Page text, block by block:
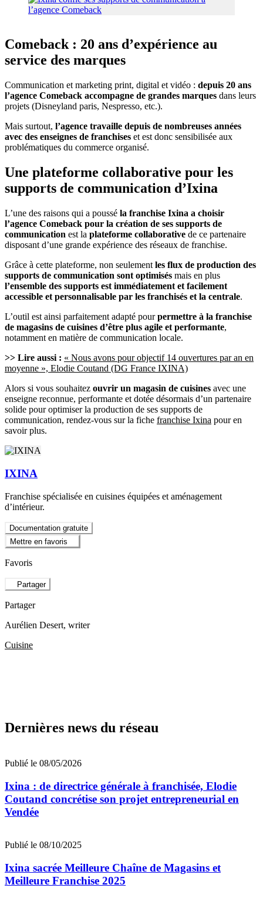
Comeback : 20 ans d’expérience au
service des marques
Communication et marketing print, digital et vidéo : depuis 20 ans
l’agence Comeback accompagne de grandes marques dans leurs
projets (Disneyland paris, Nespresso, etc.).
Mais surtout, l’agence travaille depuis de nombreuses années
avec des enseignes de franchises et est donc sensibilisée aux
problématiques du commerce organisé.
Une plateforme collaborative pour les
supports de communication d’Ixina
L’une des raisons qui a poussé la franchise Ixina a choisir
l’agence Comeback pour la création de ses supports de
communication est la plateforme collaborative de ce partenaire
disposant d’une grande expérience des réseaux de franchise.
Grâce à cette plateforme, non seulement les flux de production des
supports de communication sont optimisés mais en plus
l’ensemble des supports est immédiatement et facilement
accessible et personnalisable par les franchisés et la centrale.
L’outil est ainsi parfaitement adapté pourpermettre à la franchise
de magasins de cuisines d’être plus agile et performante,
notamment en matière de communication locale.
>> Lire aussi : « Nous avons pour objectif 14 ouvertures par an en
moyenne », Elodie Coutand (DG France IXINA)
Alors si vous souhaitez ouvrir un magasin de cuisines avec une
enseigne reconnue, performante et dotée désormais d’un partenaire
solide pour optimiser la production de ses supports de
communication, rendez-vous sur la fiche franchise Ixina pour en
savoir plus.
IXINA
Franchise spécialisée en cuisines équipées et aménagement
d’intérieur.
Documentation gratuite
Mettre en favoris
Favoris
Partager
Partager
Aurélien Desert, writer
Cuisine
Dernières news du réseau
Publié le 08/05/2026
Ixina : de directrice générale à franchisée, Elodie
Coutand concrétise son projet entrepreneurial en
Vendée
Publié le 08/10/2025
Ixina sacrée Meilleure Chaîne de Magasins et
Meilleure Franchise 2025